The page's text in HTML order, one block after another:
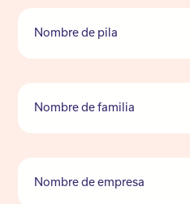
Nombre de pila
Nombre de familia
Nombre de empresa